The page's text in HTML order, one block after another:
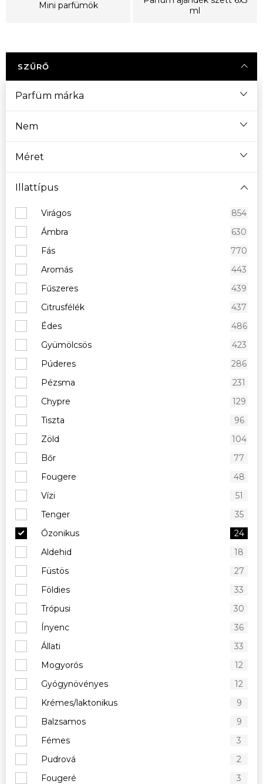
Mini parfümök
ml
SZŰRŐ
Parfüm márka
Nem
Méret
Illattípus
Virágos
854
Ámbra
630
Fás
770
Aromás
443
Fűszeres
439
Citrusfélék
437
Édes
486
Gyümölcsös
423
Púderes
286
Pézsma
231
Chypre
129
Tiszta
96
Zöld
104
Bőr
77
Fougere
48
Vízi
51
Tenger
35
Ózonikus
24
Aldehid
18
Füstös
27
Földies
33
Trópusi
30
Ínyenc
36
Állati
33
Mogyorós
12
Gyógynövényes
12
Krémes/laktonikus
9
Balzsamos
9
Fémes
3
Pudrová
2
Fougeré
3